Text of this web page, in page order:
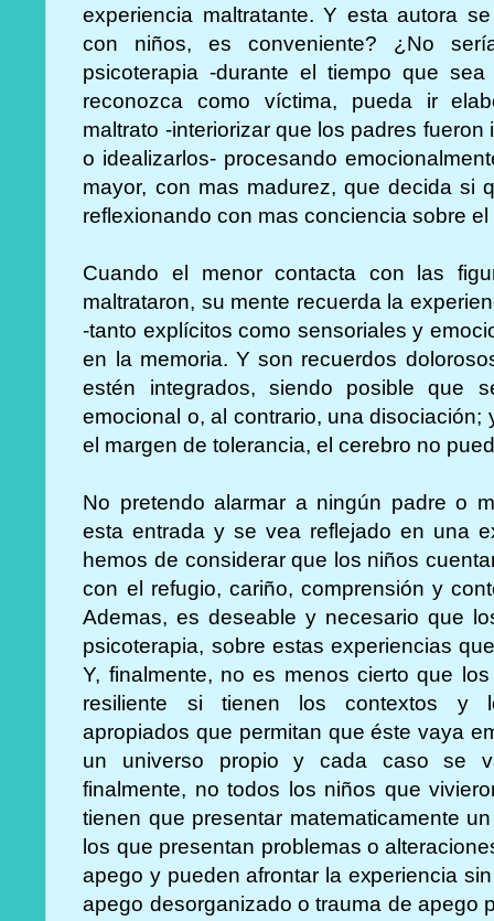
experiencia maltratante. Y esta autora
con niños, es conveniente? ¿No
psicoterapia -durante el tiempo que
reconozca como víctima, pueda ir
maltrato -interiorizar que los padres
o idealizarlos- procesando
mayor, con mas madurez, que decida si
reflexionando con mas conciencia sobre
Cuando el menor contacta con las
maltrataron, su mente recuerda la
-tanto explícitos como sensoriales y
en la memoria. Y son recuerdos
estén integrados, siendo posible que
emocional o, al contrario, una
el margen de tolerancia, el cerebro no
No pretendo alarmar a ningún padre o
esta entrada y se vea reflejado en una
hemos de considerar que los niños
con el refugio, cariño, comprensión y
Ademas, es deseable y necesario que
psicoterapia, sobre estas experiencias
Y, finalmente, no es menos cierto que
resiliente si tienen los contextos y
apropiados que permitan que éste vaya
un universo propio y cada caso se
finalmente, no todos los niños que
tienen que presentar matematicamente
los que presentan problemas o
apego y pueden afrontar la experiencia
apego desorganizado o trauma de apego